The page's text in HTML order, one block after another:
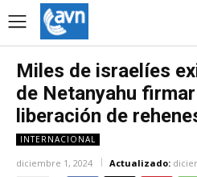
Miles de israelíes
de Netanyahu
liberación de
INTERNACIONAL
diciembre 1, 2024 Actualizado: